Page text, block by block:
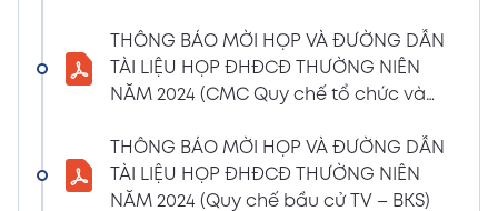
Nghị quyết HĐQT số 02 về việc CMC thông
qua việc chốt ngày đăng ký cuối cùng để
thực hiện quyền nhận lãi Trái Phiếu
NGHỊ QUYẾT SỐ 01/2024/NQ-HĐQT VỀ VIỆC
GÓP VỐN THÀNH LẬP CÔNG TY TNHH ĐẦU
THÔNG BÁO MỜI HỌP VÀ ĐƯỜNG DẪN
TÀI LIỆU HỌP ĐHĐCĐ THƯỜNG NIÊN
NĂM 2024 (CMC Quy chế tổ chức và
THÔNG BÁO MỜI HỌP VÀ ĐƯỜNG DẪN
TÀI LIỆU HỌP ĐHĐCĐ THƯỜNG NIÊN
NĂM 2024 (Quy chế bầu cử TV – BKS)